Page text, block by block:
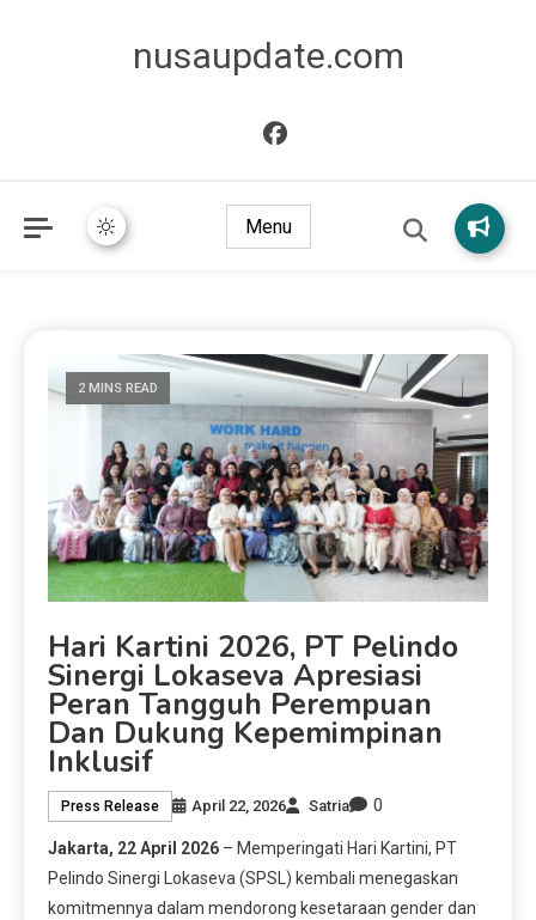
nusaupdate.com
Menu
2 MINS READ
Hari Kartini 2026, PT Pelindo
Sinergi Lokaseva Apresiasi
Peran Tangguh Perempuan
Dan Dukung Kepemimpinan
Inklusif
Press Release April 22, 2026 Satria 0
Jakarta, 22 April 2026 – Memperingati Hari Kartini, PT
Pelindo Sinergi Lokaseva (SPSL) kembali menegaskan
komitmennya dalam mendorong kesetaraan gender dan